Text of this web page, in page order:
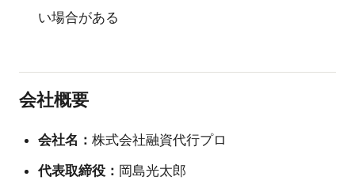
い場合がある
会社概要
会社名： 株式会社融資代行プロ
代表取締役： 岡島光太郎